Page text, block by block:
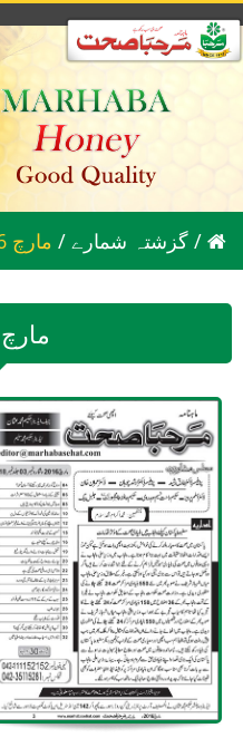
/
/ گزشتہ شمارے 2016 مارچ
2016 مارچ